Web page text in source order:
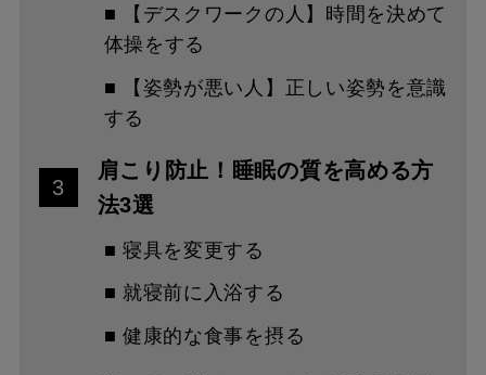
■ 【デスクワークの人】時間を決めて
体操をする
■ 【姿勢が悪い人】正しい姿勢を意識
する
3
肩こり防止！睡眠の質を高める方
法3選
■ 寝具を変更する
■ 就寝前に入浴する
■ 健康的な食事を摂る